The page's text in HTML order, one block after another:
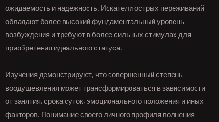
ожидаемость и надежность. Искатели острых переживаний
обладают более высокий фундаментальный уровень
возбуждения и требуют в более сильных стимулах для
приобретения идеального статуса.
Изучения демонстрируют, что совершенный степень
воодушевления может трансформироваться в зависимости
от занятия, срока суток, эмоционального положения и иных
факторов. Понимание своего личного профиля волнения